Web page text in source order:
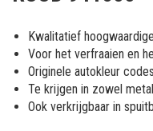
afbeeldingen-
gallerij
Kwalitatief
Voor het verfraaien en
Originele autokleur codes
Te krijgen in zowel
Ook verkrijgbaar in